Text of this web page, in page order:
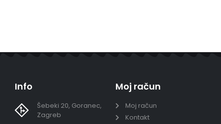
Info
Šebeki 20, Goranec,
Zagreb
Moj račun
Moj račun
Kontakt